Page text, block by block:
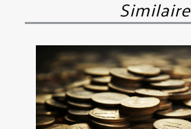
Similaire